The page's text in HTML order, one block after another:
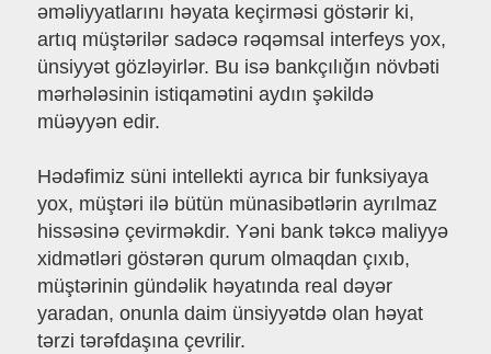
əməliyyatlarını həyata keçirməsi göstərir ki,
artıq müştərilər sadəcə rəqəmsal interfeys yox,
ünsiyyət gözləyirlər. Bu isə bankçılığın növbəti
mərhələsinin istiqamətini aydın şəkildə
müəyyən edir.
Hədəfimiz süni intellekti ayrıca bir funksiyaya
yox, müştəri ilə bütün münasibətlərin ayrılmaz
hissəsinə çevirməkdir. Yəni bank təkcə maliyyə
xidmətləri göstərən qurum olmaqdan çıxıb,
müştərinin gündəlik həyatında real dəyər
yaradan, onunla daim ünsiyyətdə olan həyat
tərzi tərəfdaşına çevrilir.